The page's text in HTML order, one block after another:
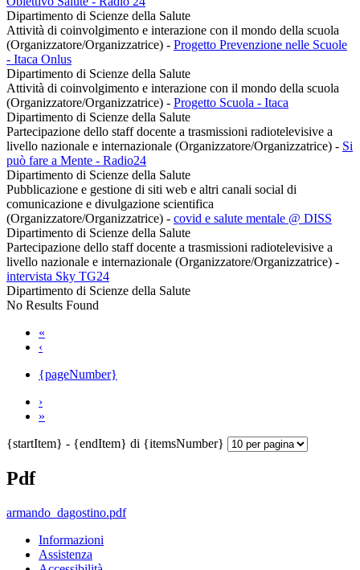
Dipartimento di Scienze della Salute
Attività di coinvolgimento e interazione con il mondo della scuola
(Organizzatore/Organizzatrice) - Progetto Prevenzione nelle Scuole
- Itaca Onlus
Dipartimento di Scienze della Salute
Attività di coinvolgimento e interazione con il mondo della scuola
(Organizzatore/Organizzatrice) - Progetto Scuola - Itaca
Dipartimento di Scienze della Salute
Partecipazione dello staff docente a trasmissioni radiotelevisive a
livello nazionale e internazionale (Organizzatore/Organizzatrice) - Si
può fare a Mente - Radio24
Dipartimento di Scienze della Salute
Pubblicazione e gestione di siti web e altri canali social di
comunicazione e divulgazione scientifica
(Organizzatore/Organizzatrice) - covid e salute mentale @ DISS
Dipartimento di Scienze della Salute
Partecipazione dello staff docente a trasmissioni radiotelevisive a
livello nazionale e internazionale (Organizzatore/Organizzatrice) -
intervista Sky TG24
Dipartimento di Scienze della Salute
No Results Found
«
‹
{pageNumber}
›
»
{startItem} - {endItem} di {itemsNumber}
Pdf
armando_dagostino.pdf
Informazioni
Assistenza